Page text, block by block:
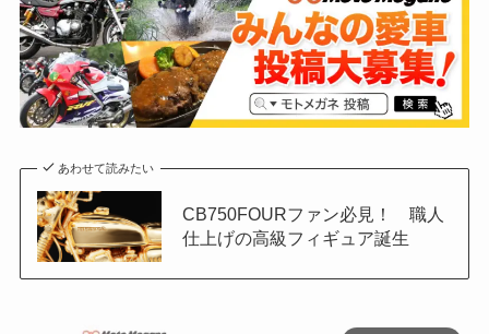
あわせて読みたい
CB750FOURファン必見！ 職人
仕上げの高級フィギュア誕生